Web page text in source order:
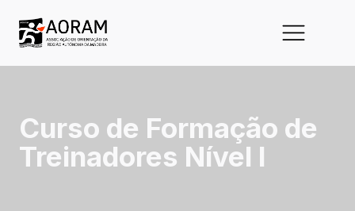
Curso de Formação de
Treinadores Nível I